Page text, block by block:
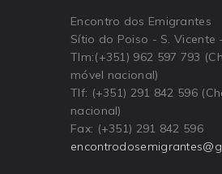
Encontro dos Emigrantes
Sítio do Poiso - S. Vicente
Tlm:(+351) 962 597 793
móvel nacional)
Tlf: (+351) 291 842 596
nacional)
Fax: (+351) 291 842 596
encontrodosemigrantes@